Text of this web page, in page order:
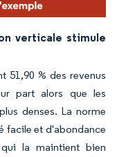
verticale stimule
51,90 % des revenus
part alors que les
denses. La norme
facile et d'abondance
la maintient bien